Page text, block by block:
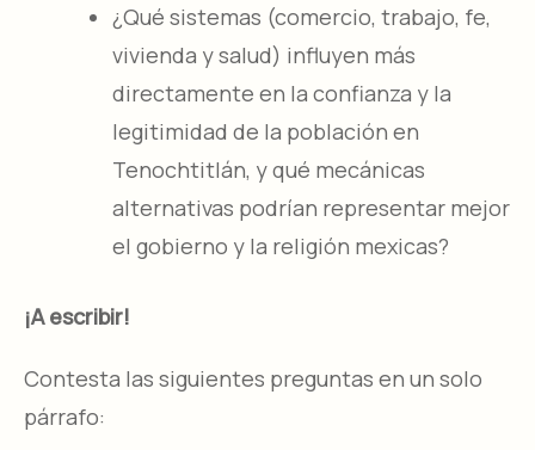
¿Qué sistemas (comercio, trabajo, fe,
vivienda y salud) influyen más
directamente en la confianza y la
legitimidad de la población en
Tenochtitlán, y qué mecánicas
alternativas podrían representar mejor
el gobierno y la religión mexicas?
¡A escribir!
Contesta las siguientes preguntas en un solo
párrafo: